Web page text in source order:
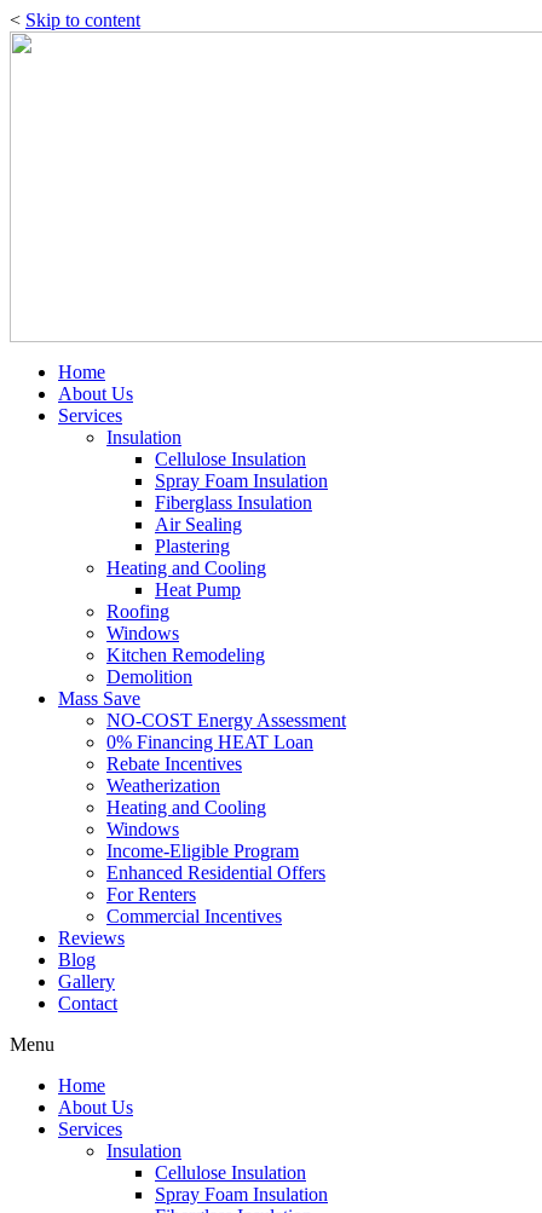
< Skip to content
Home
About Us
Services
Insulation
Cellulose Insulation
Spray Foam Insulation
Fiberglass Insulation
Air Sealing
Plastering
Heating and Cooling
Heat Pump
Roofing
Windows
Kitchen Remodeling
Demolition
Mass Save
NO-COST Energy Assessment
0% Financing HEAT Loan
Rebate Incentives
Weatherization
Heating and Cooling
Windows
Income-Eligible Program
Enhanced Residential Offers
For Renters
Commercial Incentives
Reviews
Blog
Gallery
Contact
Menu
Home
About Us
Services
Insulation
Cellulose Insulation
Spray Foam Insulation